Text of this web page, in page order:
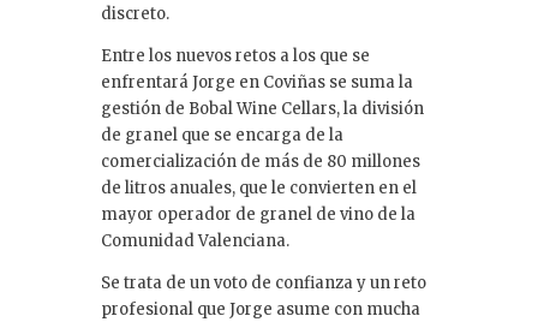
discreto.
Entre los nuevos retos a los que se
enfrentará Jorge en Coviñas se suma la
gestión de Bobal Wine Cellars, la división
de granel que se encarga de la
comercialización de más de 80 millones
de litros anuales, que le convierten en el
mayor operador de granel de vino de la
Comunidad Valenciana.
Se trata de un voto de confianza y un reto
profesional que Jorge asume con mucha